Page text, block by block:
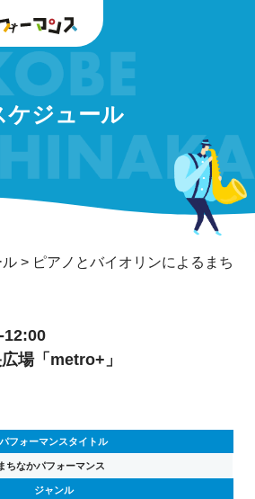
ケジュール
ル > ピアノとバイオリンによるまち
12:00
場「metro+」
パフォーマンスタイトル
ちなかパフォーマンス
ジャンル